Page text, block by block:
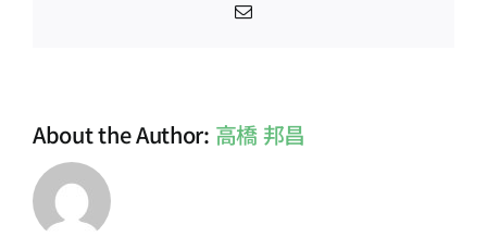
電
About the Author: 高橋 邦昌